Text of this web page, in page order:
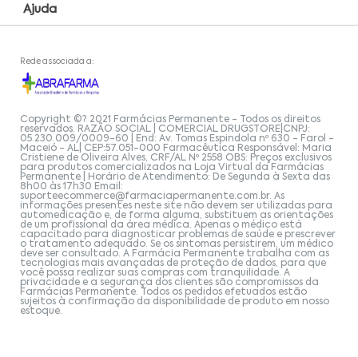
Ajuda
Rede associada a:
Copyright ©? 2021 Farmácias Permanente - Todos os direitos
reservados. RAZÃO SOCIAL | COMERCIAL DRUGSTORE|CNPJ:
05.230.009/0009-60 | End: Av. Tomas Espindola nº 630 - Farol -
Maceió - AL| CEP:57.051-000 Farmacêutica Responsável: Maria
Cristiene de Oliveira Alves, CRF/AL Nº 2558 OBS: Preços exclusivos
para produtos comercializados na Loja Virtual da Farmácias
Permanente | Horário de Atendimento: De Segunda à Sexta das
8h00 às 17h30 Email:
suporteecommerce@farmaciapermanente.com.br. As
informações presentes neste site não devem ser utilizadas para
automedicação e, de forma alguma, substituem as orientações
de um profissional da área médica. Apenas o médico está
capacitado para diagnosticar problemas de saúde e prescrever
o tratamento adequado. Se os sintomas persistirem, um médico
deve ser consultado. A Farmácia Permanente trabalha com as
tecnologias mais avançadas de proteção de dados, para que
você possa realizar suas compras com tranquilidade. A
privacidade e a segurança dos clientes são compromissos da
Farmácias Permanente. Todos os pedidos efetuados estão
sujeitos à confirmação da disponibilidade de produto em nosso
estoque.